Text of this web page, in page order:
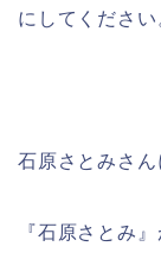
にしてください
石原さとみさ
『石原さとみ